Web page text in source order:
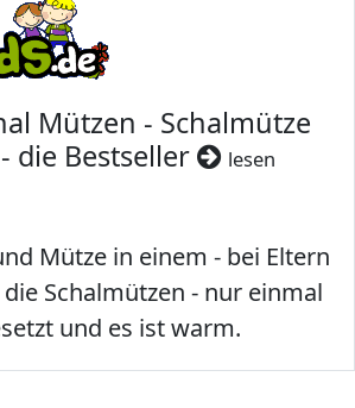
Mützen - Schalmütze
die Bestseller
lesen
Mütze in einem - bei Eltern
Schalmützen - nur einmal
und es ist warm.